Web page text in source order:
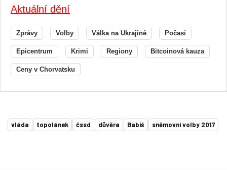
Aktuální dění
Zprávy Volby Válka na Ukrajině Počasí
Epicentrum Krimi Regiony Bitcoinová kauza
Ceny v Chorvatsku
vláda topolánek čssd důvěra Babiš sněmovní volby 2017